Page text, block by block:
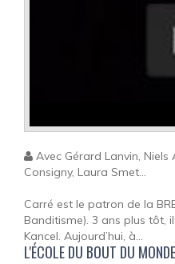
Avec Gérard Lanvin, Niels
Consigny, Laura Smet...
Carré est le patron de la
Banditisme). 3 ans plus tôt,
Kancel. Aujourd’hui, à...
L'ÉCOLE DU BOUT DU MONDE